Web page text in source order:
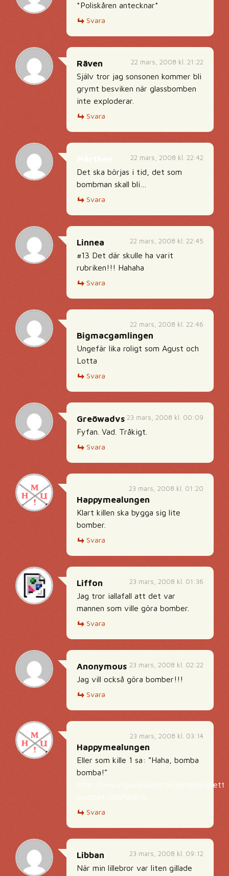
*Poliskåren antecknar*
Svara
22 mars, 2008 kl. 21:22
Räven
Själv tror jag sonsonen kommer bli
grymt besviken när glassbomben
inte exploderar.
Svara
22 mars, 2008 kl. 22:42
Det ska börjas i tid, det som
bombman skall bli…
Svara
22 mars, 2008 kl. 22:45
Linnea
#13 Det där skulle ha varit
rubriken!!! Hahaha
Svara
22 mars, 2008 kl. 22:46
Bigmacgamlingen
Ungefär lika roligt som Agust och
Lotta
Svara
23 mars, 2008 kl. 00:09
Greöwadvs
Fyfan. Vad. Tråkigt.
Svara
23 mars, 2008 kl. 01:20
Happymealungen
Klart killen ska bygga sig lite
bomber.
Svara
23 mars, 2008 kl. 01:36
Liffon
Jag tror iallafall att det var
mannen som ville göra bomber.
Svara
23 mars, 2008 kl. 02:22
Anonymous
Jag vill också göra bomber!!!
Svara
23 mars, 2008 kl. 03:14
Happymealungen
Eller som kille 1 sa: ”Haha, bomba
bomba!”
http://www.tjuvlyssnat.se/goteborg/ett-
Svara
23 mars, 2008 kl. 09:12
Libban
När min lillebror var liten gillade